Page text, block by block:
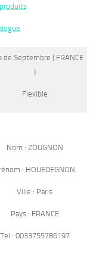
de Septembre ( FRANCE
)
Flexible
Nom : ZOUGNON
: HOUEDEGNON
Ville : Paris
Pays : FRANCE
Tel : 0033755786197